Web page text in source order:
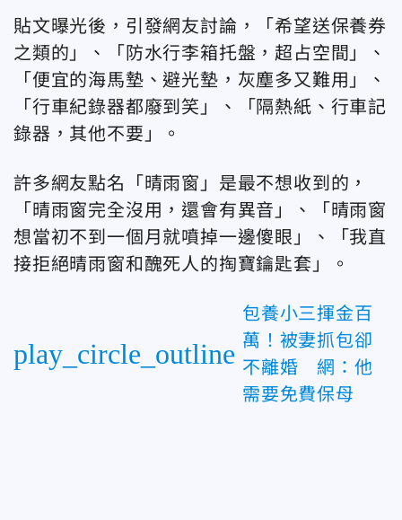
貼文曝光後，引發網友討論，「希望送保養券
之類的」、「防水行李箱托盤，超占空間」、
「便宜的海馬墊、避光墊，灰塵多又難用」、
「行車紀錄器都廢到笑」、「隔熱紙、行車記
錄器，其他不要」。
許多網友點名「晴雨窗」是最不想收到的，
「晴雨窗完全沒用，還會有異音」、「晴雨窗
想當初不到一個月就噴掉一邊傻眼」、「我直
接拒絕晴雨窗和醜死人的掏寶鑰匙套」。
play_circle_outline
包養小三揮金百
萬！被妻抓包卻
不離婚 網：他
需要免費保母